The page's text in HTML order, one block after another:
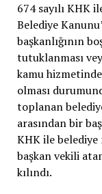
674 sayılı KHK
Belediye
başkanlığının
tutuklanması
kamu
olması
toplanan
arasından bir
KHK ile belediye
başkan vekili
kılındı.